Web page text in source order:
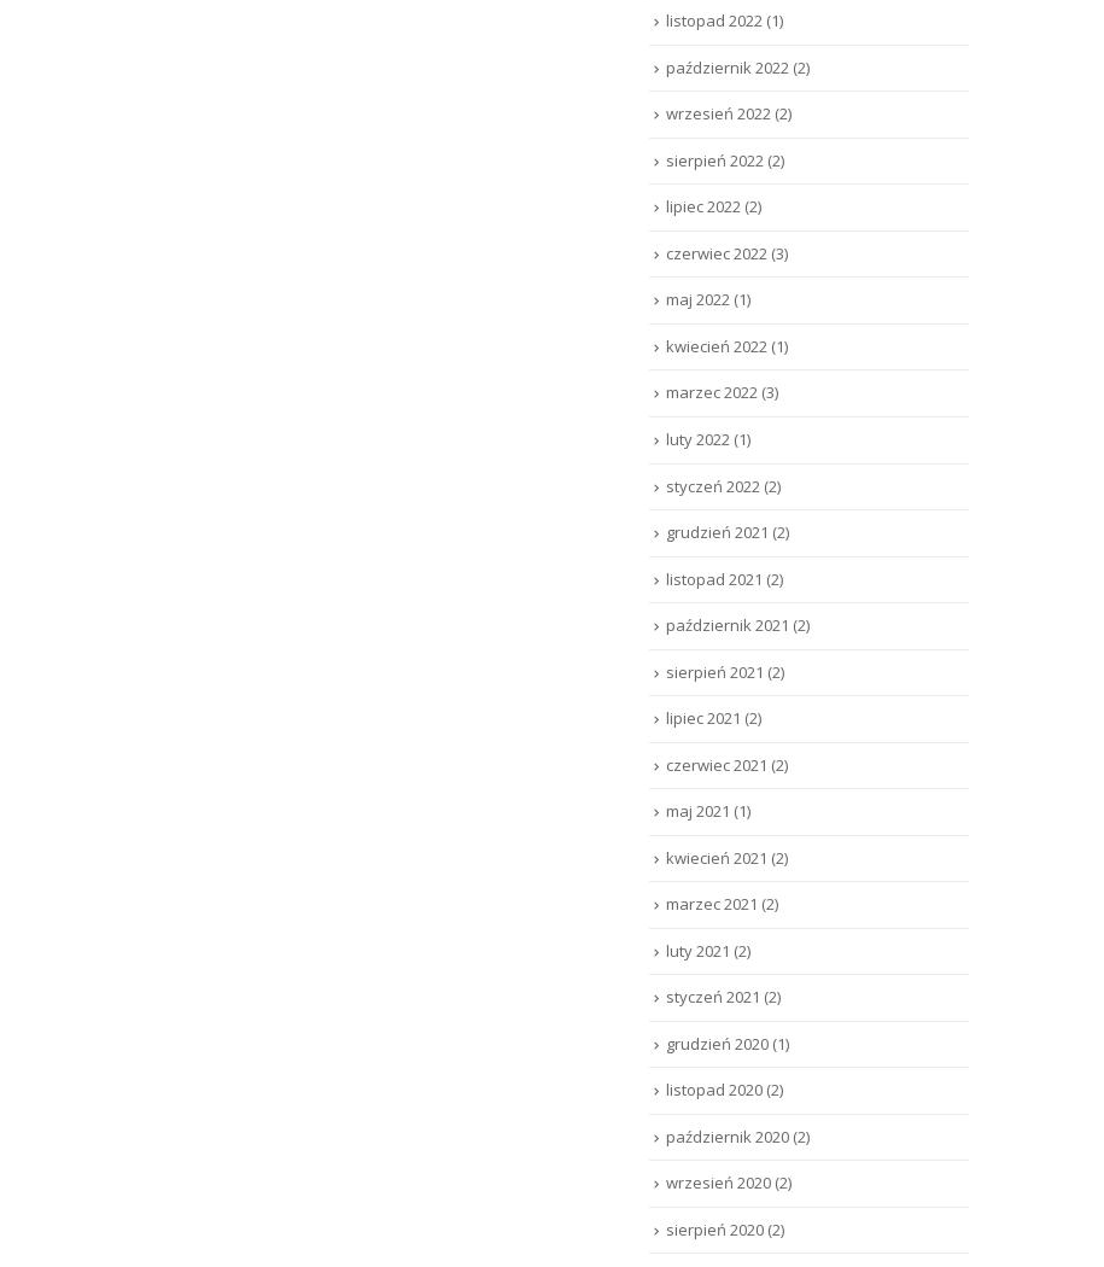
listopad 2022 (1)
październik 2022 (2)
wrzesień 2022 (2)
sierpień 2022 (2)
lipiec 2022 (2)
czerwiec 2022 (3)
maj 2022 (1)
kwiecień 2022 (1)
marzec 2022 (3)
luty 2022 (1)
styczeń 2022 (2)
grudzień 2021 (2)
listopad 2021 (2)
październik 2021 (2)
sierpień 2021 (2)
lipiec 2021 (2)
czerwiec 2021 (2)
maj 2021 (1)
kwiecień 2021 (2)
marzec 2021 (2)
luty 2021 (2)
styczeń 2021 (2)
grudzień 2020 (1)
listopad 2020 (2)
październik 2020 (2)
wrzesień 2020 (2)
sierpień 2020 (2)